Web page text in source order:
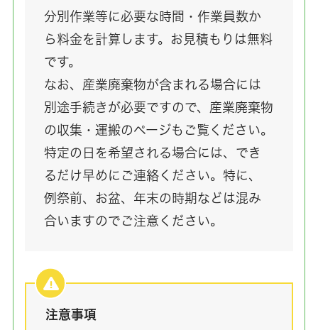
分別作業等に必要な時間・作業員数か
ら料金を計算します。お見積もりは無料
です。
なお、産業廃棄物が含まれる場合には
別途手続きが必要ですので、産業廃棄物
の収集・運搬のページもご覧ください。
特定の日を希望される場合には、でき
るだけ早めにご連絡ください。特に、
例祭前、お盆、年末の時期などは混み
合いますのでご注意ください。
注意事項